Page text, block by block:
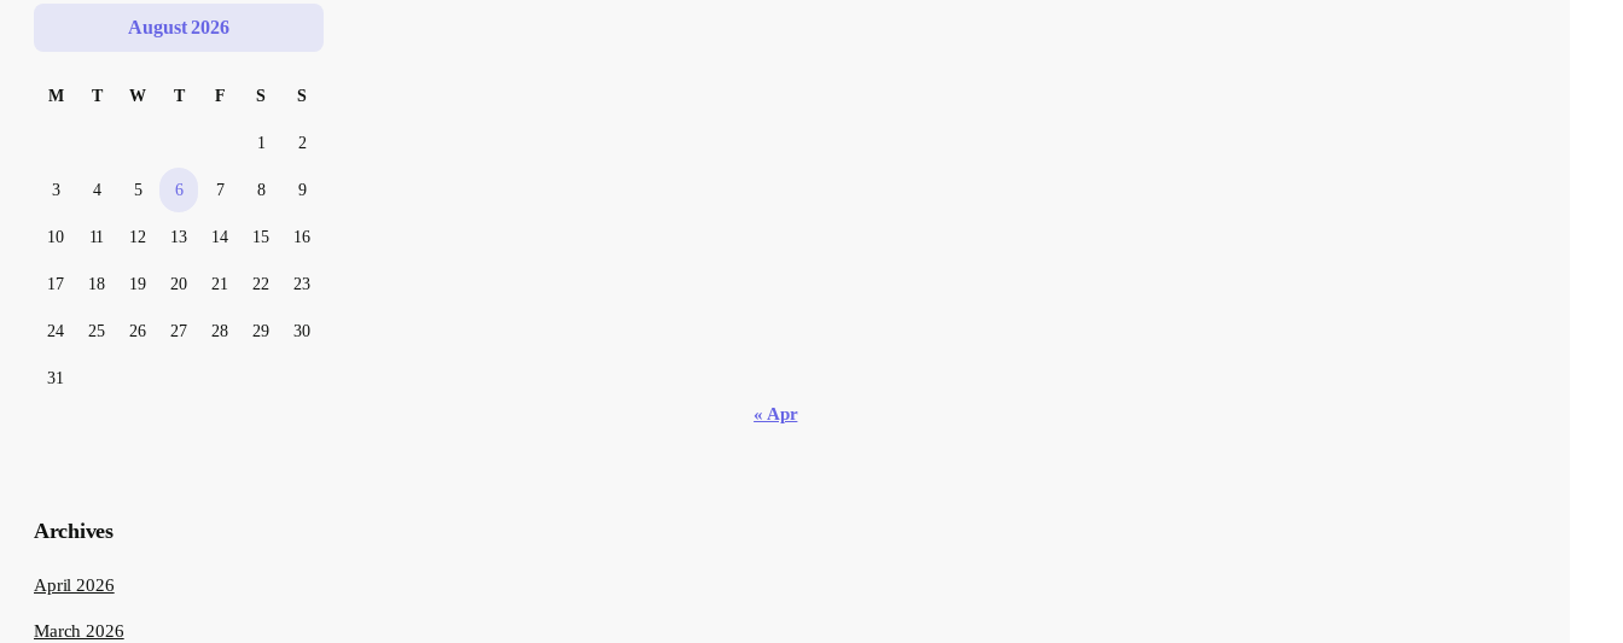
August 2026
M T W T F S S
1 2
3 4 5 6 7 8 9
10 11 12 13 14 15 16
17 18 19 20 21 22 23
24 25 26 27 28 29 30
31
« Apr
Archives
April 2026
March 2026